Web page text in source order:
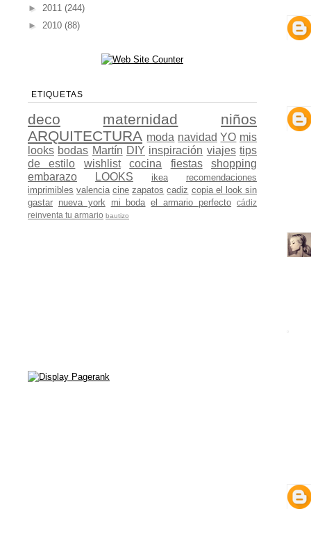
► 2011 (244)
► 2010 (88)
ETIQUETAS
deco maternidad
niños
ARQUITECTURA moda navidad YO mis
looks bodas Martín DIY inspiración viajes tips
de estilo
wishlist cocina fiestas
shopping
embarazo
LOOKS ikea
recomendaciones
imprimibles valencia cine zapatos cadiz copia el look sin
gastar nueva york mi boda el armario perfecto
cádiz
reinventa tu armario bautizo